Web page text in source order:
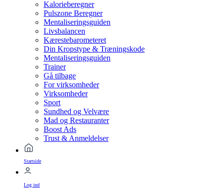
Kalorieberegner
Pulszone Beregner
Mentaliseringsguiden
Livsbalancen
Kærestebarometeret
Din Kropstype & Træningskode
Mentaliseringsguiden
Trainer
Gå tilbage
For virksomheder
Virksomheder
Sport
Sundhed og Velvære
Mad og Restauranter
Boost Ads
Trust & Anmeldelser
Startside
Log ind